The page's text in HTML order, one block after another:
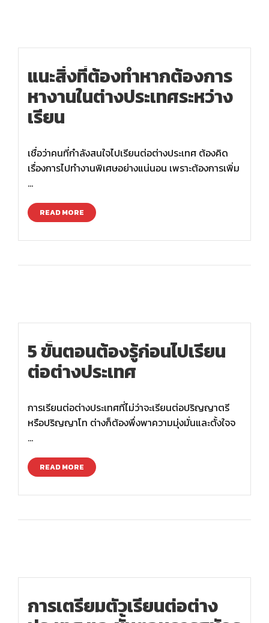
แนะสิ่งที่ต้องทำหากต้องการ
หางานในต่างประเทศระหว่าง
เรียน
เชื่อว่าคนที่กำลังสนใจไปเรียนต่อต่างประเทศ ต้องคิด
เรื่องการไปทำงานพิเศษอย่างแน่นอน เพราะต้องการเพิ่ม
…
READ MORE
5 ขั้นตอนต้องรู้ก่อนไปเรียน
ต่อต่างประเทศ
การเรียนต่อต่างประเทศที่ไม่ว่าจะเรียนต่อปริญญาตรี
หรือปริญญาโท ต่างก็ต้องพึ่งพาความมุ่งมั่นและตั้งใจจ
…
READ MORE
การเตรียมตัวเรียนต่อต่าง